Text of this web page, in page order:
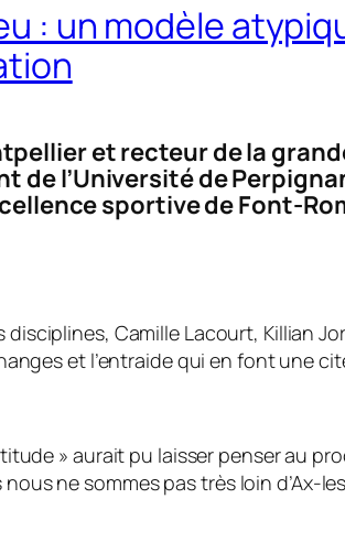
: un modèle
et recteur de la
l’Université de
sportive de Font-
Camille Lacourt, Killian
et l’entraide qui en font une
» aurait pu laisser penser au
ne sommes pas très loin d’Ax-